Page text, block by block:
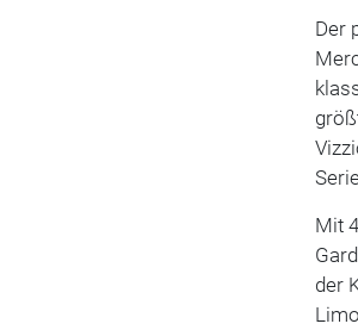
Der
Mit
der